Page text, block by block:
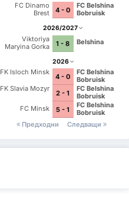
FC Dinamo
Brest
4 - 0
FC Belshina
Bobruisk
2026/2027
Viktoriya
Maryina Gorka
1 - 8 Belshina
2026
FK Isloch Minsk
4 - 0
FC Belshina
Bobruisk
FK Slavia Mozyr
2 - 1
FC Belshina
Bobruisk
FC Minsk
5 - 1
FC Belshina
Bobruisk
Предходни
Следващи